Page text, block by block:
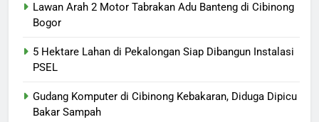
Lawan Arah 2 Motor Tabrakan Adu Banteng di Cibinong
Bogor
5 Hektare Lahan di Pekalongan Siap Dibangun Instalasi
PSEL
Gudang Komputer di Cibinong Kebakaran, Diduga Dipicu
Bakar Sampah